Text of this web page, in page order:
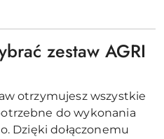
zestaw AGRI
otrzymujesz wszystkie
do wykonania
Dzięki dołączonemu